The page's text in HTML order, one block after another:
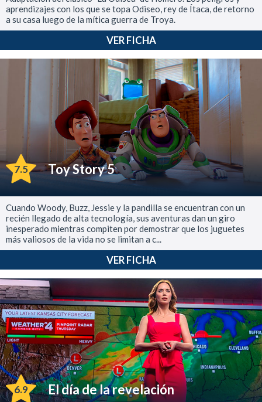
aprendizajes con los que se topa Odiseo, rey de Ítaca, de retorno
a su casa luego de la mítica guerra de Troya.
VER FICHA
7.5 Toy Story 5
Cuando Woody, Buzz, Jessie y la pandilla se encuentran con un
recién llegado de alta tecnología, sus aventuras dan un giro
inesperado mientras compiten por demostrar que los juguetes
más valiosos de la vida no se limitan a c...
VER FICHA
6.9 El día de la revelación